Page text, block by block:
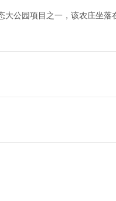
大公园项目之一，该农庄坐